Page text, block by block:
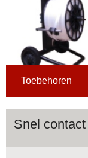
Toebehoren
Snel